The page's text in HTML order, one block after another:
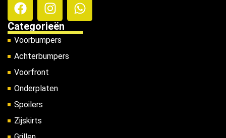
Categorieën
Voorbumpers
Achterbumpers
Voorfront
Onderplaten
Spoilers
Zijskirts